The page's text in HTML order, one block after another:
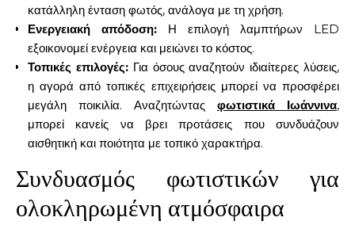
κατάλληλη ένταση φωτός, ανάλογα με τη χρήση.
Ενεργειακή απόδοση: Η επιλογή λαμπτήρων LED
εξοικονομεί ενέργεια και μειώνει το κόστος.
Τοπικές επιλογές:Για όσους αναζητούν ιδιαίτερες λύσεις,
η αγορά από τοπικές επιχειρήσεις μπορεί να προσφέρει
μεγάλη ποικιλία. Αναζητώντας φωτιστικά Ιωάννινα,
μπορεί κανείς να βρει προτάσεις που συνδυάζουν
αισθητική και ποιότητα με τοπικό χαρακτήρα.
Συνδυασμός φωτιστικών για
ολοκληρωμένη ατμόσφαιρα